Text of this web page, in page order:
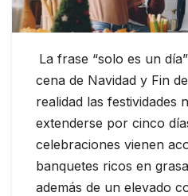
La frase “solo es un
cena de Navidad y Fin
realidad las festividades
extenderse por cinco
celebraciones vienen
banquetes ricos en
además de un elevado